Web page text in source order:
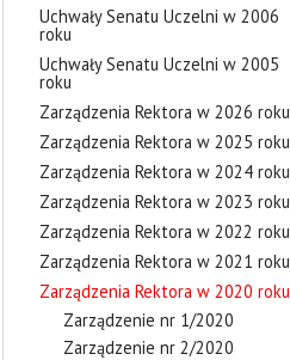
Uchwały Senatu Uczelni w 2006
roku
Uchwały Senatu Uczelni w 2005
roku
Zarządzenia Rektora w 2026 roku
Zarządzenia Rektora w 2025 roku
Zarządzenia Rektora w 2024 roku
Zarządzenia Rektora w 2023 roku
Zarządzenia Rektora w 2022 roku
Zarządzenia Rektora w 2021 roku
Zarządzenia Rektora w 2020 roku
Zarządzenie nr 1/2020
Zarządzenie nr 2/2020